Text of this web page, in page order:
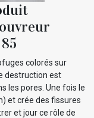
colorés sur
destruction est
les pores. Une fois le
et crée des fissures
et jour ce rôle de